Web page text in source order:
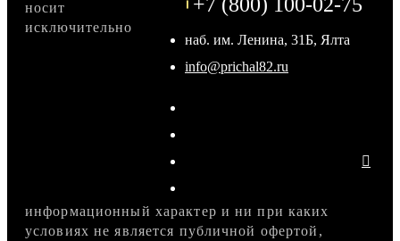
наб. им. Ленина, 31Б, Ялта
info@prichal82.ru
носит
исключительно
информационный характер и ни при каких
условиях не является публичной офертой,